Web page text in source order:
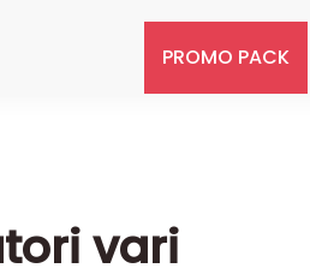
PROMO PACK
vari